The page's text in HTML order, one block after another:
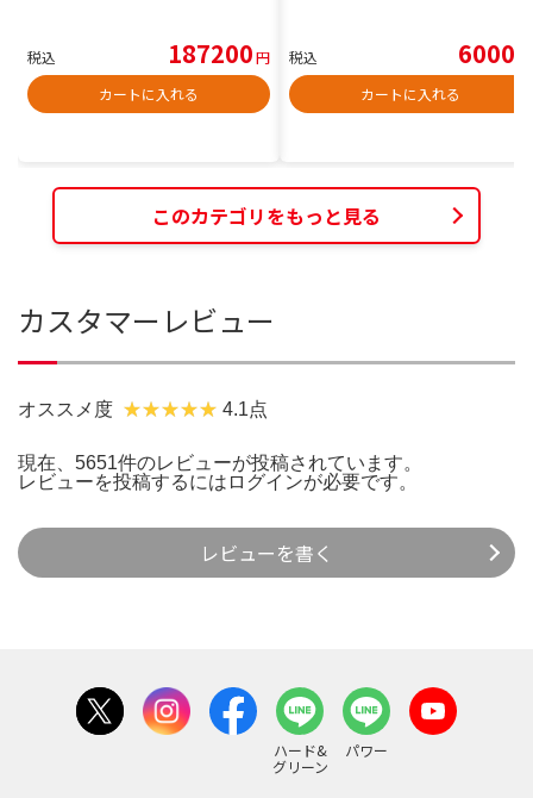
税込 187200円
カートに入れる
税込 6000
カートに入れる
このカテゴリをもっと見る
カスタマーレビュー
オススメ度 4.1点
現在、5651件のレビューが投稿されています。
レビューを投稿するには ログインが必要です。
レビューを書く
ハード&
グリーン
パワー